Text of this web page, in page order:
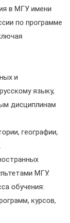
в МГУ имени
по программе
и
языку,
дисциплинам
географии,
МГУ.
обучения:
курсов,